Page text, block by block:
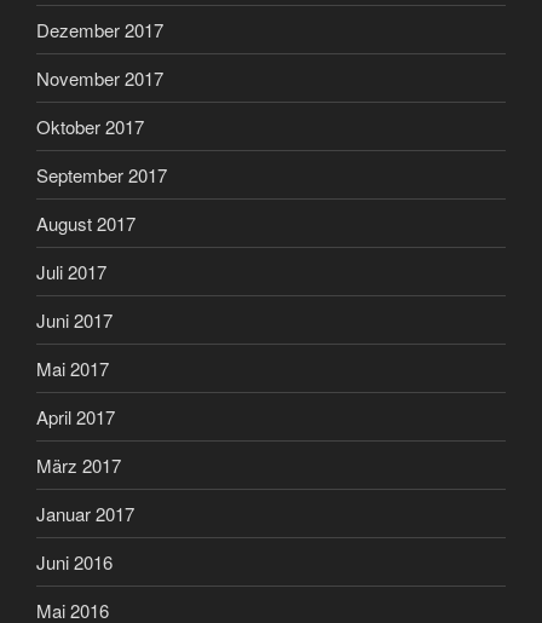
Dezember 2017
November 2017
Oktober 2017
September 2017
August 2017
Juli 2017
Juni 2017
Mai 2017
April 2017
März 2017
Januar 2017
Juni 2016
Mai 2016